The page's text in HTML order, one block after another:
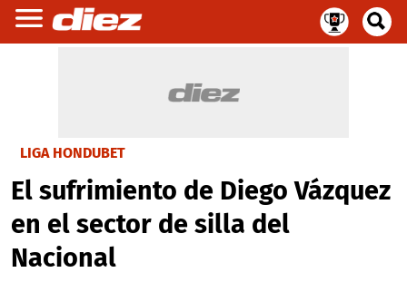
LIGA HONDUBET
El sufrimiento de Diego Vázquez
en el sector de silla del
Nacional